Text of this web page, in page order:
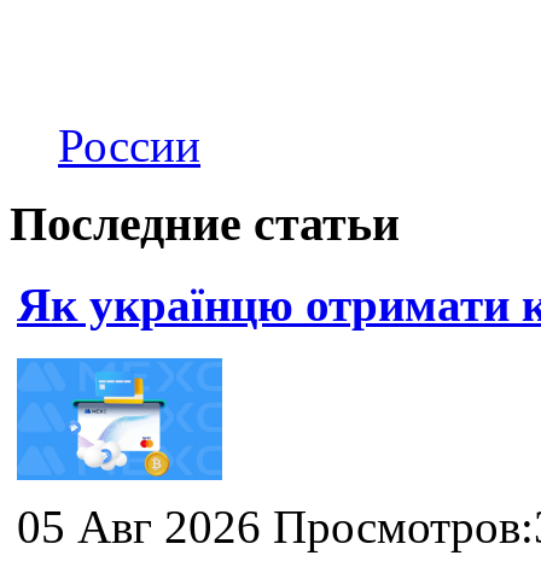
России
Последние статьи
Як українцю отримати
05 Авг 2026